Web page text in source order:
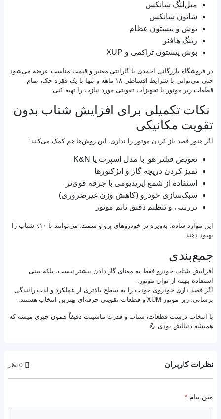
میل‌لنگ سانکس
شاتون سانکس
بوش و پیستون عظام
رینگ هافنر
بوش پیستون تراکمی و XUP
در فروشگاه بازرگانی احمدی با گارانتی معتبر و قیمت مناسب عرضه می‌شود.
حتی می‌توانی با شرایط اقساطی ۱۸ ماهه و تنها با یک فقره چک، تمام
قطعات زیر موتور یا تجهیزات تقویتی مورد نیازت را تهیه کنی.
نکات تکمیلی برای افزایش شتاب بدون
تقویت مکانیکی
اگر هنوز قصد باز کردن موتور را نداری، این روش‌ها هم کمک می‌کنند:
تعویض فیلتر هوا با مدل اسپرت یا K&N
تمیز کردن دریچه گاز و انژکتورها
استفاده از شمع ایریدیومی با جرقه قوی‌تر
سبک‌سازی خودرو (کاهش وزن غیرضروری)
بررسی و تنظیم دقیق تایم موتور
این موارد ساده، به‌ویژه در خودروهای پژو و سمند، می‌توانند تا ۱۰٪ شتاب را
بهبود دهند.
جمع‌بندی
افزایش شتاب خودرو فقط به معنای گاز دادن بیشتر نیست، بلکه یعنی
استفاده بهینه از توان موتور.
اگر قصد داری خودروی خودت را به سطح بالاتری از عملکرد و لذت رانندگی
برسانی، زیر موتور XUM و قطعات تقویتی حرفه‌ای بهترین انتخاب هستند.
با انتخاب درست قطعات، شتاب و قدرت ماشینت دقیقاً همون چیزی میشه که
همیشه دنبالش بودی 💪
نظرات کاربران 0 نظر
متن پیام:*